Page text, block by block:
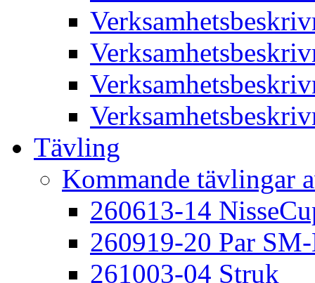
Tävling
Kommande tävlingar
260613-14
260919-20 Par
261003-04 Struk